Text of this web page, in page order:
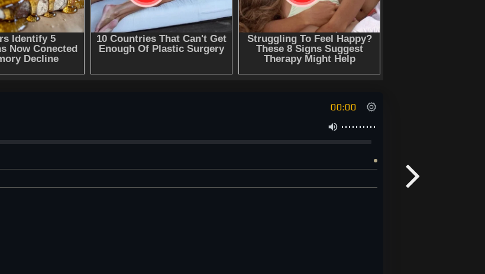
00:00